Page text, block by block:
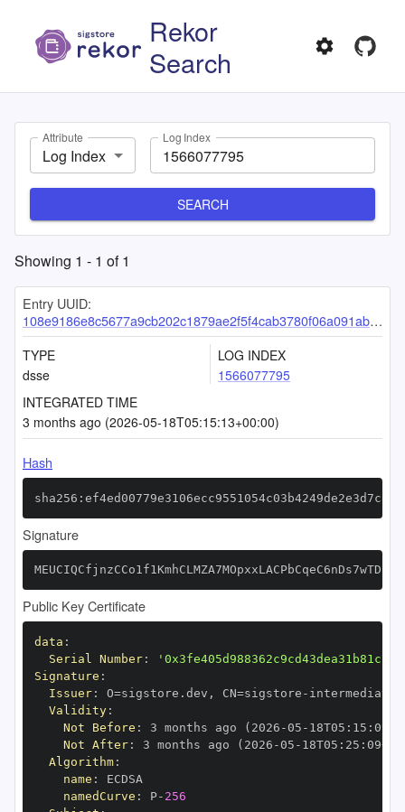
Rekor
Search
Attribute
Log Index
Log Index
SEARCH
Showing 1 - 1 of1
Entry UUID:
108e9186e8c5677a9cb202c1879ae2f5f4cab3780f06a091abc849854ad01e3de6eaba29cd664ad2
TYPE
dsse
LOG INDEX
1566077795
INTEGRATED TIME
3 months ago (2026-05-18T05:15:13+00:00)
Hash
Signature
Public Key Certificate
data :
Serial Number:
Signature :
Issuer: O=sigstore.dev , CN=sigstore -
Validity:
Not Before : 3 months ago (2026 -05 - 18T05 : 15 :
Not After: 3 months ago (2026 -05 - 18T05 : 25 : 09+00
Algorithm:
name :
namedCurve : P- 256